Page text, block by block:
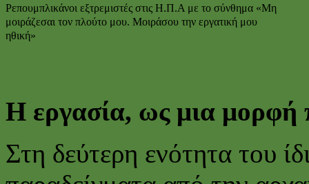
Ρεπουμπλικάνοι εξτρεμιστές στις Η.Π.Α με το σύνθημα «Μη
μοιράζεσαι τον πλούτο μου. Μοιράσου την εργατική μου
ηθική»
Η εργασία, ως μια μορφή
Στη δεύτερη ενότητα του